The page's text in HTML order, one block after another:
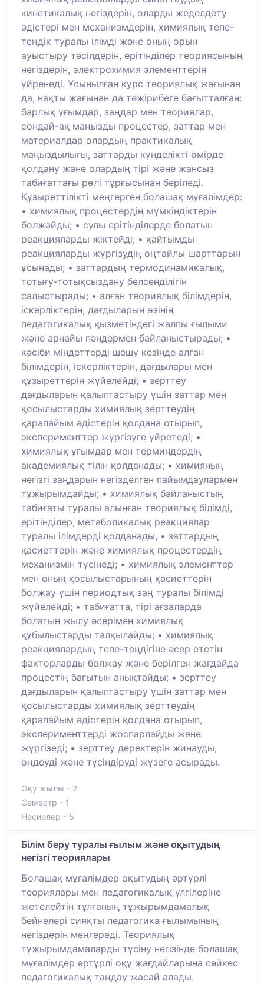
кинетикалық негіздерін, оларды жеделдету
әдістері мен механизмдерін, химиялық тепе-
теңдік туралы ілімді және оның орын
ауыстыру тәсілдерін, ерітінділер теориясының
негіздерін, электрохимия элементтерін
үйренеді. Ұсынылған курс теориялық жағынан
да, нақты жағынан да тәжірибеге бағытталған:
барлық ұғымдар, заңдар мен теориялар,
сондай-ақ маңызды процестер, заттар мен
материалдар олардың практикалық
маңыздылығы, заттарды күнделікті өмірде
қолдану және олардың тірі және жансыз
табиғаттағы рөлі тұрғысынан беріледі.
Құзыреттілікті меңгерген болашақ мұғалімдер:
• химиялық процестердің мүмкіндіктерін
болжайды; • сулы ерітінділерде болатын
реакцияларды жіктейді; • қайтымды
реакцияларды жүргізудің оңтайлы шарттарын
ұсынады; • заттардың термодинамикалық,
тотығу‑тотықсыздану белсенділігін
салыстырады; • алған теориялық білімдерін,
іскерліктерін, дағдыларын өзінің
педагогикалық қызметіндегі жалпы ғылыми
және арнайы пәндермен байланыстырады; •
кәсіби міндеттерді шешу кезінде алған
білімдерін, іскерліктерін, дағдылары мен
құзыреттерін жүйелейді; • зерттеу
дағдыларын қалыптастыру үшін заттар мен
қосылыстарды химиялық зерттеудің
қарапайым әдістерін қолдана отырып,
эксперименттер жүргізуге үйретеді; •
химиялық ұғымдар мен терминдердің
академиялық тілін қолданады; • химияның
негізгі заңдарын негізделген пайымдаулармен
тұжырымдайды; • химиялық байланыстың
табиғаты туралы алынған теориялық білімді,
ерітінділер, метаболикалық реакциялар
туралы ілімдерді қолданады, • заттардың
қасиеттерін және химиялық процестердің
механизмін түсінеді; • химиялық элементтер
мен оның қосылыстарының қасиеттерін
болжау үшін периодтық заң туралы білімді
жүйелейді; • табиғатта, тірі ағзаларда
болатын жылу әсерімен химиялық
құбылыстарды талқылайды; • химиялық
реакциялардың тепе-теңдігіне әсер ететін
факторларды болжау және берілген жағдайда
процестің бағытын анықтайды; • зерттеу
дағдыларын қалыптастыру үшін заттар мен
қосылыстарды химиялық зерттеудің
қарапайым әдістерін қолдана отырып,
эксперименттерді жоспарлайды және
жүргізеді; • зерттеу деректерін жинауды,
өңдеуді және түсіндіруді жүзеге асырады.
Оқу жылы - 2
Семестр - 1
Несиелер - 5
Білім беру туралы ғылым және оқытудың
негізгі теориялары
Болашақ мұғалімдер оқытудың әртүрлі
теориялары мен педагогикалық үлгілеріне
жетелейтін тұлғаның тұжырымдамалық
бейнелері сияқты педагогика ғылымының
негіздерін меңгереді. Теориялық
тұжырымдамаларды түсіну негізінде болашақ
мұғалімдер әртүрлі оқу жағдайларына сәйкес
педагогикалық таңдау жасай алады.